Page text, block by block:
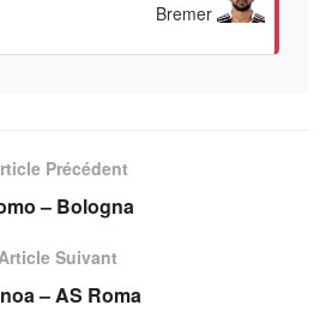
Bremer
Précédent
– Bologna
Article Suivant
– AS Roma